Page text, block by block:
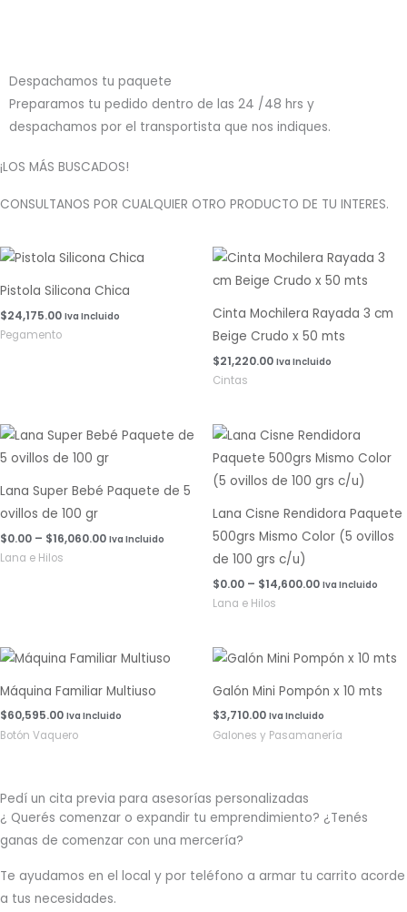
Despachamos tu paquete
Preparamos tu pedido dentro de las 24 /48 hrs y
despachamos por el transportista que nos indiques.
¡LOS MÁS BUSCADOS!
CONSULTANOS POR CUALQUIER OTRO PRODUCTO DE TU INTERES.
Pistola Silicona Chica
$24,175.00 Iva Incluido
Pegamento
Cinta Mochilera Rayada 3 cm
Beige Crudo x 50 mts
$21,220.00 Iva Incluido
Cintas
Lana Super Bebé Paquete de 5
ovillos de 100 gr
$0.00 – $16,060.00
Rango
de
precios:
$0.00
hasta
Iva Incluido
Lana e Hilos
Lana Cisne Rendidora Paquete
500grs Mismo Color (5 ovillos
de 100 grs c/u)
$0.00 – $14,600.00
Rango
de
precios:
desde
$0.00
$14,600.00
Iva Incluido
Lana e Hilos
Máquina Familiar Multiuso
$60,595.00 Iva Incluido
Botón Vaquero
Galón Mini Pompón x 10 mts
$3,710.00 Iva Incluido
Galones y Pasamanería
Pedí un cita previa para asesorías personalizadas
¿ Querés comenzar o expandir tu emprendimiento? ¿Tenés
ganas de comenzar con una mercería?
Te ayudamos en el local y por teléfono a armar tu carrito acorde
a tus necesidades.